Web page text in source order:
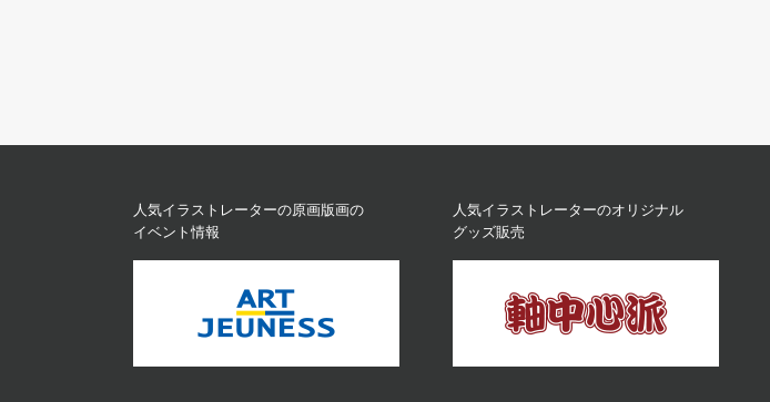
人気イラストレーターの原画版画の
イベント情報
人気イラストレーターのオリジナル
グッズ販売